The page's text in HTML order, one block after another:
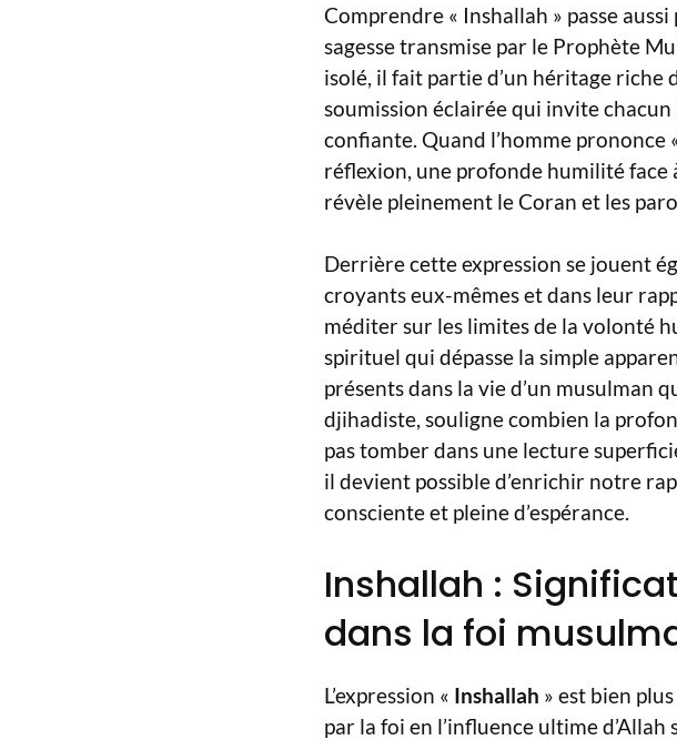
Comprendre « Inshallah » passe
sagesse transmise par le Prophète
isolé, il fait partie d’un héritage riche
soumission éclairée qui invite
confiante. Quand l’homme prononce
réflexion, une profonde humilité face
révèle pleinement le Coran et les
Derrière cette expression se jouent
croyants eux-mêmes et dans leur
méditer sur les limites de la volonté
spirituel qui dépasse la simple
présents dans la vie d’un musulman
djihadiste, souligne combien la
pas tomber dans une lecture
il devient possible d’enrichir notre
consciente et pleine d’espérance.
Inshallah :
dans la foi
L’expression « Inshallah » est bien
par la foi en l’influence ultime